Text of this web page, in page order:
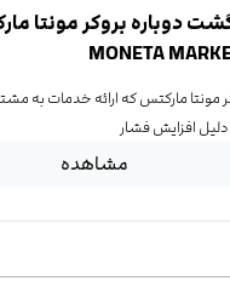
دوباره بروکر مونتا
MONETA
مونتا مارکتس که ارائه خدمات به
دلیل افزایش فشار
مشاهده